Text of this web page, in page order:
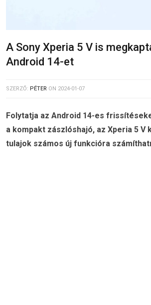
A Sony Xperia 5 V is
Android 14-et
SZERZŐ: PÉTER ON 2024-01-07
Folytatja az Android 14-es
a kompakt zászlóshajó, az Xperia 5 V
tulajok számos új funkcióra